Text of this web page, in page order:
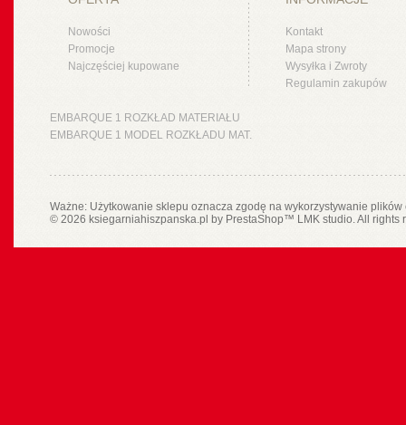
Nowości
Promocje
Najczęściej kupowane
Kontakt
Mapa strony
Wysyłka i Zwroty
Regulamin zakupów
EMBARQUE 1 ROZKŁAD MATERIAŁU
EMBARQUE 1 MODEL ROZKŁADU MAT.
Ważne: Użytkowanie sklepu oznacza zgodę na wykorzystywanie
© 2026 ksiegarniahiszpanska.pl by PrestaShop™ LMK studio. All rights